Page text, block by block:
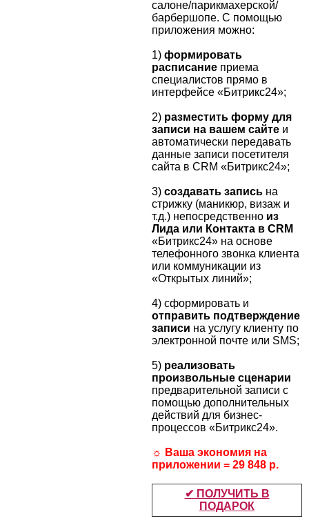
салоне/парикмахерской/
барбершопе. С помощью
приложения можно:
1) формировать
расписание приема
специалистов прямо в
интерфейсе «Битрикс24»;
2) разместить форму для
записи на вашем сайте и
автоматически передавать
данные записи посетителя
сайта в CRM «Битрикс24»;
3) создавать запись на
стрижку (маникюр, визаж и
т.д.) непосредственно из
Лида или Контакта в CRM
«Битрикс24» на основе
телефонного звонка клиента
или коммуникации из
«Открытых линий»;
4) сформировать и
отправить подтверждение
записи на услугу клиенту по
электронной почте или SMS;
5) реализовать
произвольные сценарии
предварительной записи с
помощью дополнительных
действий для бизнес-
процессов «Битрикс24».
☼ Ваша экономия на
приложении = 29 848 р.
✔ ПОЛУЧИТЬ В
ПОДАРОК